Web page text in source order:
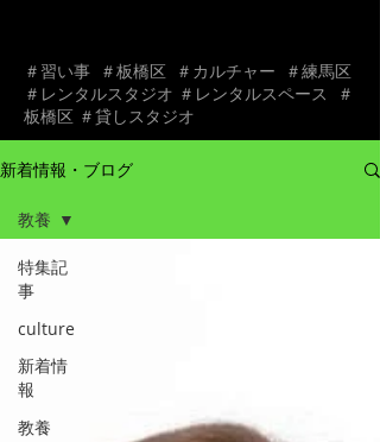
＃習い事 ＃板橋区 ＃カルチャー ＃練馬区
＃レンタルスタジオ ＃レンタルスペース ＃
板橋区 ＃貸しスタジオ
新着情報・ブログ
特集記
事
culture
新着情
報
教養
教養